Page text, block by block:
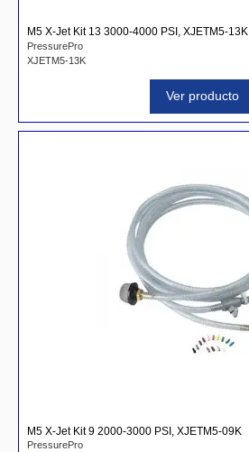
M5 X-Jet Kit 13 3000-4000 PSI, XJETM5-13K
PressurePro
XJETM5-13K
Ver producto
M5 X-Jet Kit 9 2000-3000 PSI, XJETM5-09K
PressurePro